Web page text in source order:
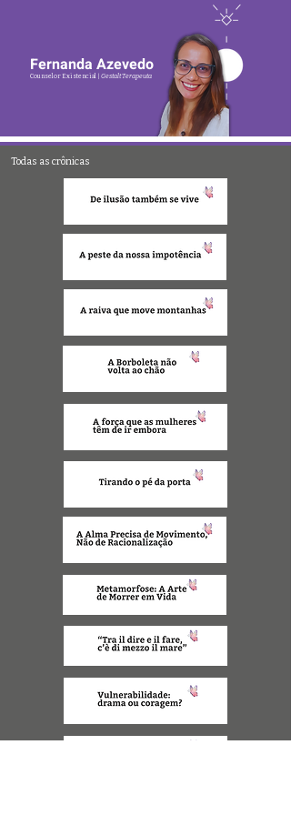
Fernanda Azevedo
Counselor Existencial | Gestalt Terapeuta
Todas as crônicas